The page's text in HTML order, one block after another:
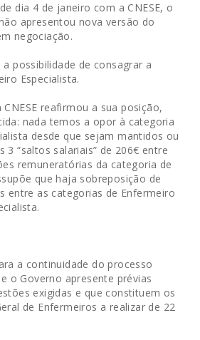
dia 4 de janeiro com a CNESE, o
apresentou nova versão do
negociação.
possibilidade de consagrar a
Especialista.
reafirmou a sua posição,
nada temos a opor à categoria
desde que sejam mantidos ou
3 “saltos salariais” de 206€ entre
remuneratórias da categoria de
que haja sobreposição de
entre as categorias de Enfermeiro
a continuidade do processo
o Governo apresente prévias
exigidas e que constituem os
de Enfermeiros a realizar de 22